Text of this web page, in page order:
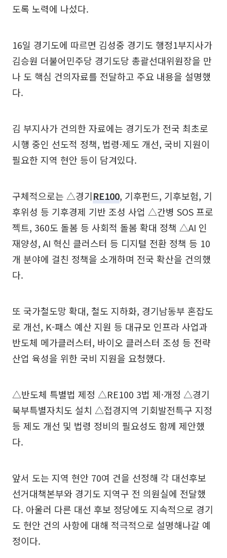
도록 노력에 나섰다.
16일 경기도에 따르면 김성중 경기도 행정1부지사가
김승원 더불어민주당 경기도당 총괄선대위원장을 만
나 도 핵심 건의자료를 전달하고 주요 내용을 설명했
다.
김 부지사가 건의한 자료에는 경기도가 전국 최초로
시행 중인 선도적 정책, 법령·제도 개선, 국비 지원이
필요한 지역 현안 등이 담겨있다.
구체적으로는 △경기RE100, 기후펀드, 기후보험, 기
후위성 등 기후경제 기반 조성 사업 △간병 SOS 프로
젝트, 360도 돌봄 등 사회적 돌봄 확대 정책 △AI 인
재양성, AI 혁신 클러스터 등 디지털 전환 정책 등 10
개 분야에 걸친 정책을 소개하며 전국 확산을 건의했
다.
또 국가철도망 확대, 철도 지하화, 경기남동부 혼잡도
로 개선, K-패스 예산 지원 등 대규모 인프라 사업과
반도체 메가클러스터, 바이오 클러스터 조성 등 전략
산업 육성을 위한 국비 지원을 요청했다.
△반도체 특별법 제정 △RE100 3법 제·개정 △경기
북부특별자치도 설치 △접경지역 기회발전특구 지정
등 제도 개선 및 법령 정비의 필요성도 함께 제안했
다.
앞서 도는 지역 현안 70여 건을 선정해 각 대선후보
선거대책본부와 경기도 지역구 전 의원실에 전달했
다. 아울러 다른 대선 후보 정당에도 지속적으로 경기
도 현안 건의 사항에 대해 적극적으로 설명해나갈 예
정이다.